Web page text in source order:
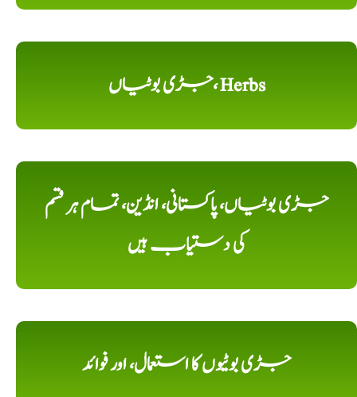
جڑی بوٹیاں، Herbs
جڑی بوٹیاں، پاکستانی، انڈین، تمام ہر قسم
کی دستیاب ہیں
جڑی بوٹیوں کا استعمال، اور فوائد